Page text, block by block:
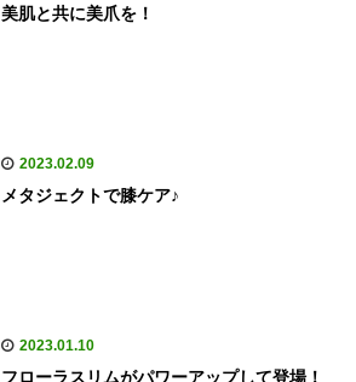
美肌と共に美爪を！
2023.02.09
メタジェクトで膝ケア♪
2023.01.10
フローラスリムがパワーアップして登場！